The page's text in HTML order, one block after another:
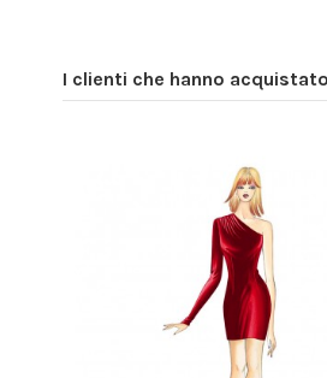
I clienti che hanno